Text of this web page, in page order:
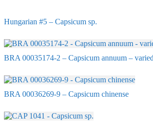
Hungarian #5 – Capsicum sp.
BRA 00035174-2 – Capsicum annuum –
BRA 00036269-9 – Capsicum chinense